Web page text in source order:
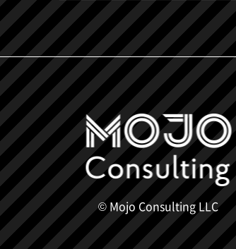
© Mojo Consulting LLC